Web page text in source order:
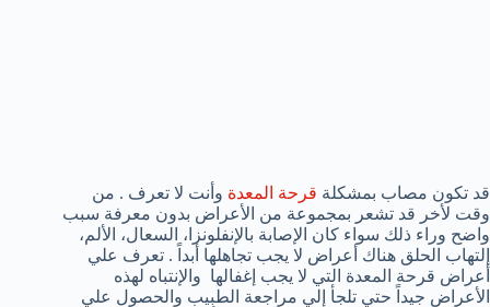
قد تكون مصاب بمشكلة قرحة المعدة وأنت لا تعرف . من
وقت لأخر قد تشعر بمجموعة من الأعراض بدون معرفة سبب
واضح وراء ذلك سواء كان الإصابة بالإنفلونزا، السعال، الألم،
إلتهاب الحلق هناك أعراض لا يجب تجاهلها أبداً . تعرف علي
أعراض قرحة المعدة التي لا يجب إغفالها والإنتباه لهذه
الأعراض جيداً حتي تلجأ إلي مراجعة الطبيب والحصول علي